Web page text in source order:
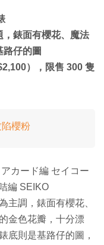
，錶面有櫻花、魔法
路仔的圖
），限售 300 隻
櫻粉
カード編 セイコー
編 SEIKO
主調，錶面有櫻花、
金色花瓣，十分漂
底則是基路仔的圖，